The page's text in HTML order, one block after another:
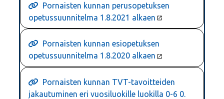
Pornaisten kunnan perusopetuksen
opetussuunnitelma 1.8.2021 alkaen
Pornaisten kunnan esiopetuksen
opetussuunnitelma 1.8.2020 alkaen
Pornaisten kunnan TVT-tavoitteiden
jakautuminen eri vuosiluokille luokilla 0-6 0.